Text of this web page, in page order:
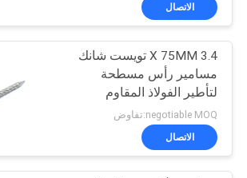
مسامير لفائف
المقاوم للصدأ
7
الاتصال
3.4 X 75MM تويست شانك
مسامير رأس مسطحة
لتأطير الفولاذ المقاوم
للصدأ A4
negotiable MOQ:تفاوض
الاتصال